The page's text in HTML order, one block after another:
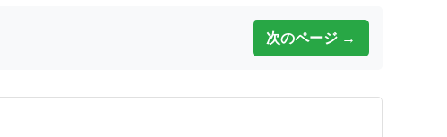
次のページ →